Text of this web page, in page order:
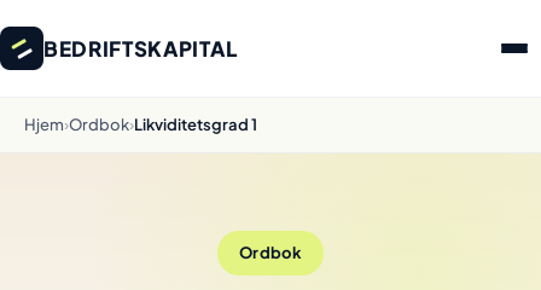
BEDRIFTSKAPITAL
Hjem›Ordbok›Likviditetsgrad 1
Ordbok